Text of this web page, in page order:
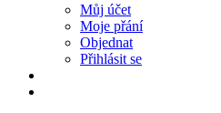
Můj účet
Moje přání
Objednat
Přihlásit se